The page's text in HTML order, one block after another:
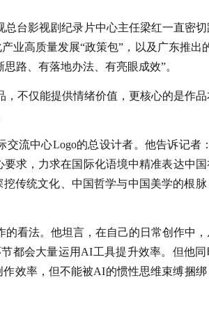
总台影视剧纪录片中心主任梁红一直密
业高质量发展“政策包”，以及广东推出
路、有落地办法、有亮眼成效”。
不仅能提供情绪价值，更核心的是作
流中心Logo的总设计者。他告诉记者
求，力求在国际化语境中精准表达中
传统文化、中国哲学与中国美学的根脉
看法。他坦言，在自己的日常创作中
都会大量运用AI工具提升效率。但他同
效率，但不能被AI的惯性思维束缚捆绑